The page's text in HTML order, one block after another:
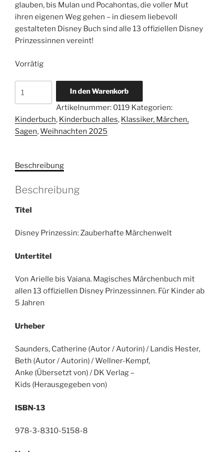
glauben, bis Mulan und Pocahontas, die voller Mut
ihren eigenen Weg gehen – in diesem liebevoll
gestalteten Disney Buch sind alle 13 offiziellen Disney
Prinzessinnen vereint!
Vorrätig
Zauberhafte
Märchenwelt.
Menge
In den Warenkorb
Artikelnummer: 0119 Kategorien:
Kinderbuch, Kinderbuch alles, Klassiker, Märchen,
Sagen,Weihnachten 2025
Beschreibung
Beschreibung
Titel
Disney Prinzessin: Zauberhafte Märchenwelt
Untertitel
Von Arielle bis Vaiana. Magisches Märchenbuch mit
allen 13 offiziellen Disney Prinzessinnen. Für Kinder ab
5 Jahren
Urheber
Saunders, Catherine (Autor / Autorin) / Landis Hester,
Beth (Autor / Autorin) / Wellner-Kempf,
Anke (Übersetzt von) / DK Verlag –
Kids (Herausgegeben von)
ISBN-13
978-3-8310-5158-8